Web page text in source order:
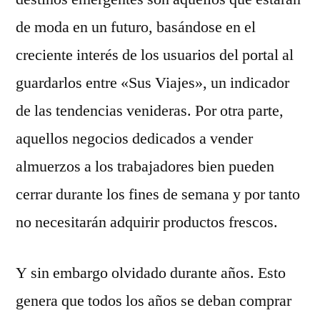
de moda en un futuro, basándose en el
creciente interés de los usuarios del portal al
guardarlos entre «Sus Viajes», un indicador
de las tendencias venideras. Por otra parte,
aquellos negocios dedicados a vender
almuerzos a los trabajadores bien pueden
cerrar durante los fines de semana y por tanto
no necesitarán adquirir productos frescos.
Y sin embargo olvidado durante años. Esto
genera que todos los años se deban comprar